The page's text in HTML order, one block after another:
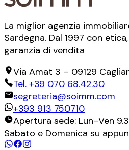
La miglior agenzia
Sardegna. Dal 1997 con
garanzia di vendita
Via Amat 3 – 09129
Tel. +39 070 68.42.30
segreteria@soimm.com
+393 913 750710
Apertura sede: Lun–Ven
Sabato e Domenica su